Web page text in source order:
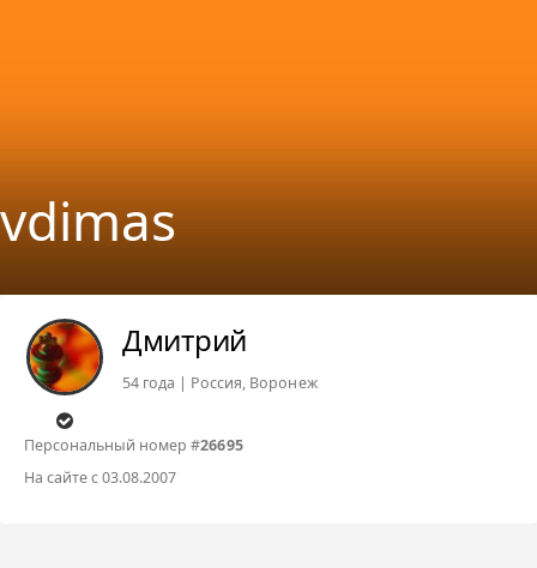
vdimas
Дмитрий
54 года | Россия, Воронеж
Персональный номер #26695
На сайте с 03.08.2007